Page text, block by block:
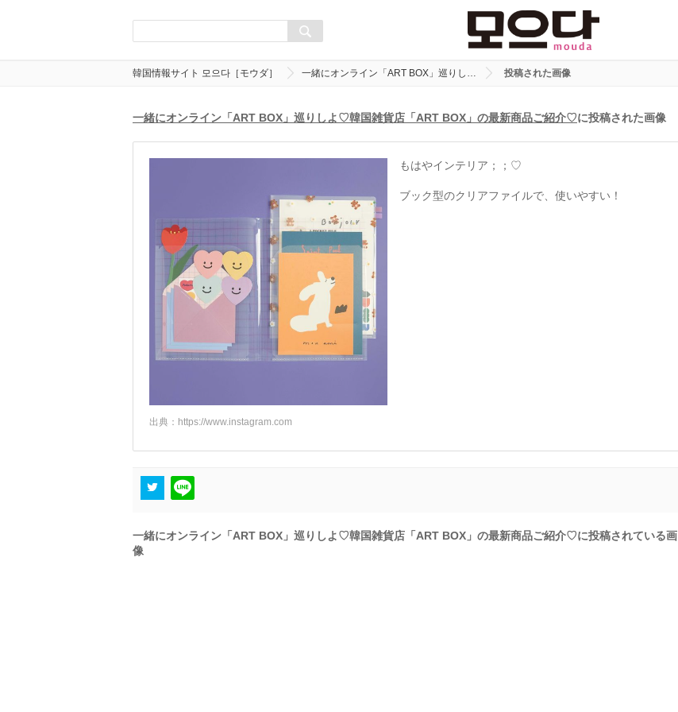
韓国情報サイト 모으다［モウダ］ 一緒にオンライン「ART BOX」巡りし… 投稿された画像
一緒にオンライン「ART BOX」巡りしよ♡韓国雑貨店「ART BOX」の最新商品ご紹介♡に投稿された画像
もはやインテリア；；♡
ブック型のクリアファイルで、使いやすい！
出典： https://www.instagram.com
一緒にオンライン「ART BOX」巡りしよ♡韓国雑貨店「ART BOX」の最新商品ご紹介♡に投稿されている画
像